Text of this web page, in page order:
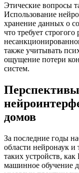
Этические вопросы
Использование
хранение данных о
что требует
также учитывать
ощущение потери
систем.
домов
За последние годы
области нейронаук
таких устройств,
машинное обучение